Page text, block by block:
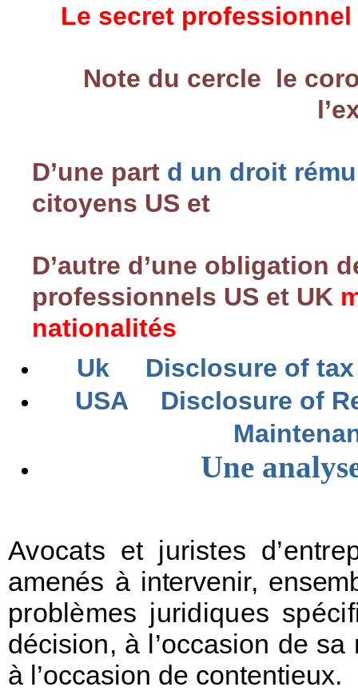
Le secret
Note du cercle le
D’une part d un droit
citoyens US et
D’autre d’une obligation
professionnels US et UK
nationalités
Uk
Disclosure of
USA
Disclosure of
Une
Avocats et juristes
amenés à intervenir, ensem
problèmes juridiques
décision, à l’occasion de sa
à l’occasion de contentieux.